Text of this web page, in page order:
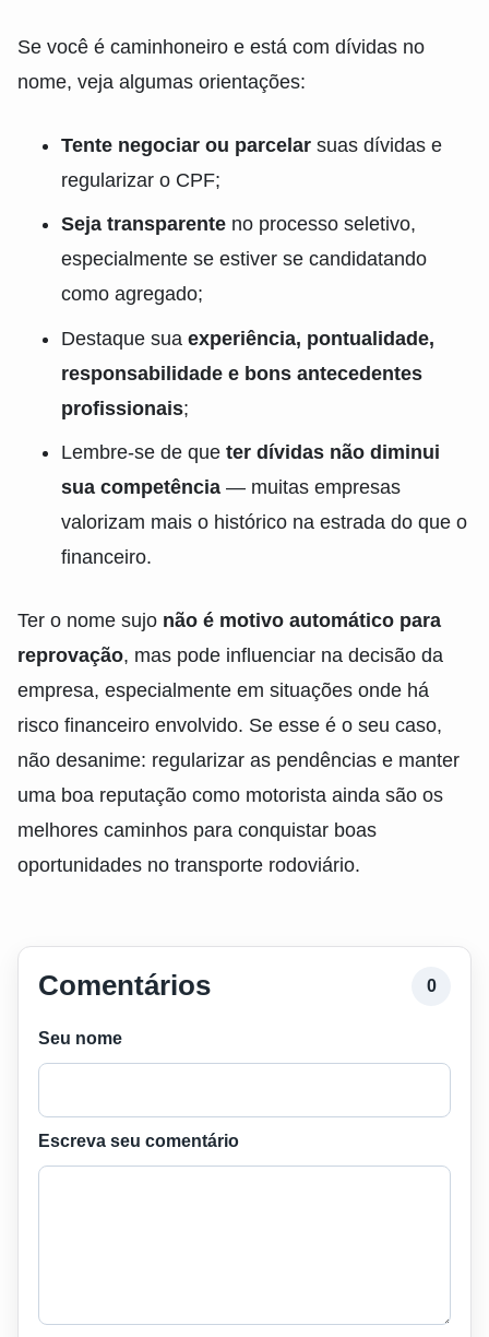
Se você é caminhoneiro e está com dívidas no
nome, veja algumas orientações:
Tente negociar ou parcelar suas dívidas e
regularizar o CPF;
Seja transparente no processo seletivo,
especialmente se estiver se candidatando
como agregado;
Destaque sua experiência, pontualidade,
responsabilidade e bons antecedentes
profissionais;
Lembre-se de que ter dívidas não diminui
sua competência — muitas empresas
valorizam mais o histórico na estrada do que o
financeiro.
Ter o nome sujo não é motivo automático para
reprovação, mas pode influenciar na decisão da
empresa, especialmente em situações onde há
risco financeiro envolvido. Se esse é o seu caso,
não desanime: regularizar as pendências e manter
uma boa reputação como motorista ainda são os
melhores caminhos para conquistar boas
oportunidades no transporte rodoviário.
Comentários 0
Seu nome
Escreva seu comentário